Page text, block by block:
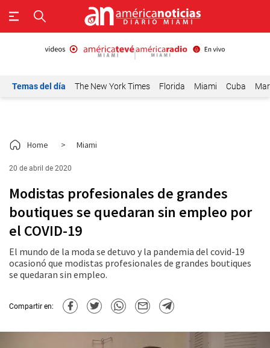
Temas del día The New York Times Florida Miami Cuba
Home > Miami
20 de abril de 2020
Modistas profesionales de grandes
boutiques se quedaran sin empleo por
el COVID-19
El mundo de la moda se detuvo y la pandemia del covid-19
ocasionó que modistas profesionales de grandes boutiques
se quedaran sin empleo.
Compartir en: